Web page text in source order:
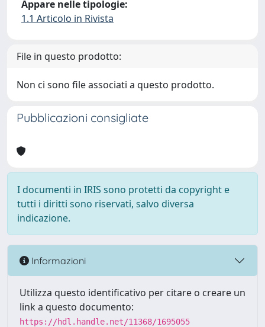
Appare nelle tipologie:
1.1 Articolo in Rivista
File in questo prodotto:
Non ci sono file associati a questo prodotto.
Pubblicazioni consigliate
I documenti in IRIS sono protetti da copyright e
tutti i diritti sono riservati, salvo diversa
indicazione.
Informazioni
Utilizza questo identificativo per citare o creare un
link a questo documento:
https://hdl.handle.net/11368/1695055